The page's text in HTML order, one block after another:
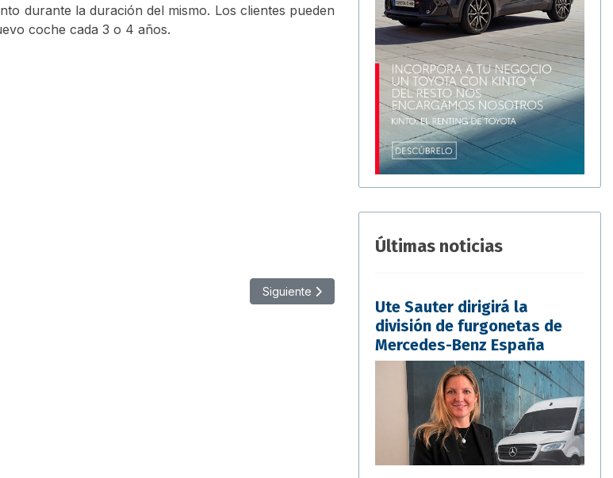
durante la duración del mismo. Los clientes pueden
coche cada 3 o 4 años.
Artículo siguiente: Europcar Mobility Group adquiere 200 vehículos
Siguiente
Últimas noticias
Ute Sauter dirigirá la
división de furgonetas de
Mercedes-Benz España